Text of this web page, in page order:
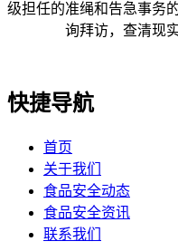
级担任的准绳和告急事务
询拜访，查清现
快捷导航
首页
关于我们
食品安全动态
食品安全资讯
联系我们